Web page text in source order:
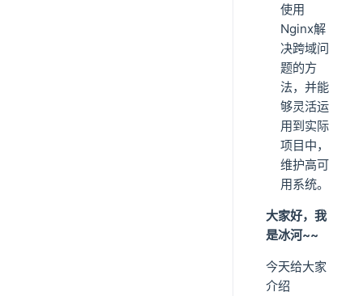
使用
Nginx解
决跨域问
题的方
法，并能
够灵活运
用到实际
项目中，
维护高可
用系统。
大家好，我
是冰河~~
今天给大家
介绍